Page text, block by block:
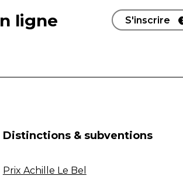
ligne S'inscrire
Distinctions & subventions
Prix Achille Le Bel